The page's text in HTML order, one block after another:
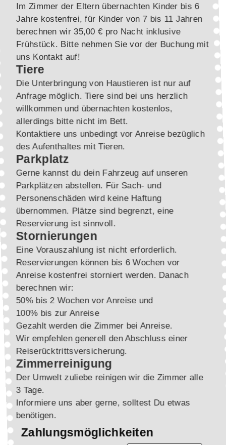
Im Zimmer der Eltern übernachten Kinder bis 6
Jahre kostenfrei, für Kinder von 7 bis 11 Jahren
berechnen wir 35,00 € pro Nacht inklusive
Frühstück. Bitte nehmen Sie vor der Buchung mit
uns Kontakt auf!
Tiere
Die Unterbringung von Haustieren ist nur auf
Anfrage möglich. Tiere sind bei uns herzlich
willkommen und übernachten kostenlos,
allerdings bitte nicht im Bett.
Kontaktiere uns unbedingt vor Anreise bezüglich
des Aufenthaltes mit Tieren.
Parkplatz
Gerne kannst du dein Fahrzeug auf unseren
Parkplätzen abstellen. Für Sach- und
Personenschäden wird keine Haftung
übernommen. Plätze sind begrenzt, eine
Reservierung ist sinnvoll.
Stornierungen
Eine Vorauszahlung ist nicht erforderlich.
Reservierungen können bis 6 Wochen vor
Anreise kostenfrei storniert werden. Danach
berechnen wir:
50% bis 2 Wochen vor Anreise und
100% bis zur Anreise
Gezahlt werden die Zimmer bei Anreise.
Wir empfehlen generell den Abschluss einer
Reiserücktrittsversicherung.
Zimmerreinigung
Der Umwelt zuliebe reinigen wir die Zimmer alle
3 Tage.
Informiere uns aber gerne, solltest Du etwas
benötigen.
Zahlungsmöglichkeiten